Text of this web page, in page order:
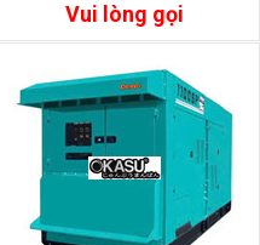
Vui lòng gọi